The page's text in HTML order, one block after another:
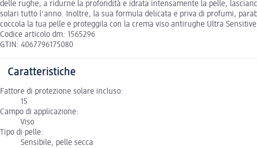
delle rughe, a ridurne la profondità e idrata intensamente la pelle,
solari tutto l'anno. Inoltre, la sua formula delicata e priva di profumi,
coccola la tua pelle e proteggila con la crema viso antirughe Ultra
Codice articolo dm: 1565296
GTIN: 4067796175080
Caratteristiche
Fattore di protezione solare incluso:
15
Campo di applicazione:
Viso
Tipo di pelle:
Sensibile, pelle secca